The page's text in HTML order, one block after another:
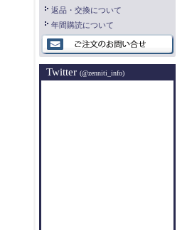
返品・交換について
年間購読について
Twitter (@zenniti_info)